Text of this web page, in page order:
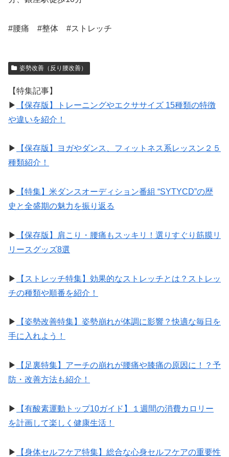
#腰痛 #整体 #ストレッチ
姿勢改善（反り腰改善）
【特集記事】
▶︎
【保存版】トレーニングやエクササイズ 15種類の特徴
や違いを紹介！
▶︎
【保存版】ヨガやダンス、フィットネス系レッスン２５
種類紹介！
▶︎
【特集】米ダンスオーディション番組 “SYTYCD”の歴
史と全盛期の魅力を振り返る
▶︎
【保存版】肩こり・腰痛もスッキリ！選りすぐり筋膜リ
リースグッズ8選
▶︎
【ストレッチ特集】効果的なストレッチとは？ストレッ
チの種類や順番を紹介！
▶︎
【姿勢改善特集】姿勢崩れが体調に影響？快適な毎日を
手に入れよう！
▶︎
【足裏特集】アーチの崩れが腰痛や膝痛の原因に！？予
防・改善方法も紹介！
▶︎
【有酸素運動トップ10ガイド】１週間の消費カロリー
を計画して楽しく健康生活！
▶︎
【身体セルフケア特集】総合な心身セルフケアの重要性